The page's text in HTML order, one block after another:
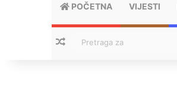
POČETNA VIJESTI
Nasumični tekstovi